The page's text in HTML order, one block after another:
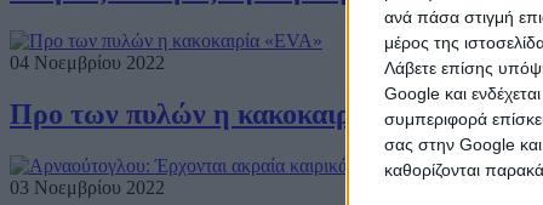
ανά πάσα στιγμή
μέρος της
Λάβετε επίσης
Google και
συμπεριφορά
σας στην Google
καθορίζονται
04 Νοεμβρίου 2022
Προ των πυλών η κακοκαιρία «EVA»
03 Νοεμβρίου 2022